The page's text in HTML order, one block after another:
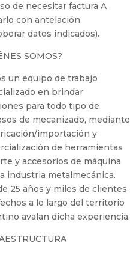
de necesitar factura A
con antelación
datos indicados).
SOMOS?
un equipo de trabajo
en brindar
para todo tipo de
de mecanizado, mediante
importación y
de herramientas
y accesorios de máquina
industria metalmecánica.
25 años y miles de clientes
a lo largo del territorio
avalan dicha experiencia.